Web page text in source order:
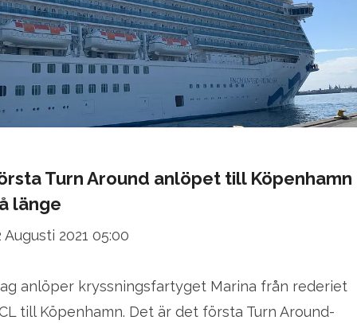
Turn Around anlöpet till Köpenhamn
länge
Augusti 2021 05:00
anlöper kryssningsfartyget Marina från rederiet
till Köpenhamn. Det är det första Turn Around-